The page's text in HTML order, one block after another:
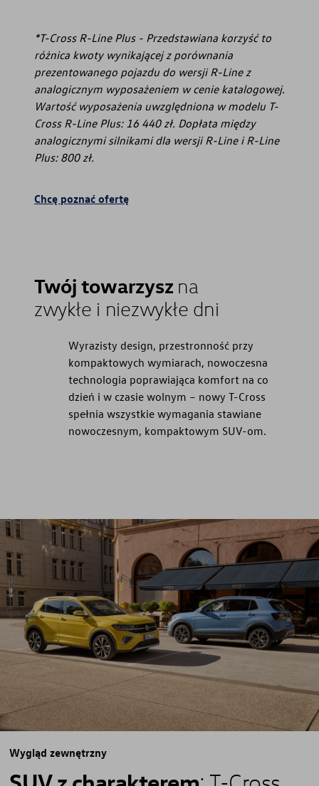
Facebook
*T-Cross R-Line Plus - Przedstawiana korzyść to
różnica kwoty wynikającej z porównania
prezentowanego pojazdu do wersji R-Line z
analogicznym wyposażeniem w cenie katalogowej.
Wartość wyposażenia uwzględniona w modelu T-
Cross R-Line Plus: 16 440 zł. Dopłata między
analogicznymi silnikami dla wersji R-Line i R-Line
Plus: 800 zł.
Chcę poznać ofertę
Twój towarzysz na
zwykłe i niezwykłe dni
Wyrazisty design, przestronność przy
kompaktowych wymiarach, nowoczesna
technologia poprawiająca komfort na co
dzień i w czasie wolnym – nowy T-Cross
spełnia wszystkie wymagania stawiane
nowoczesnym, kompaktowym SUV-om.
Wygląd zewnętrzny